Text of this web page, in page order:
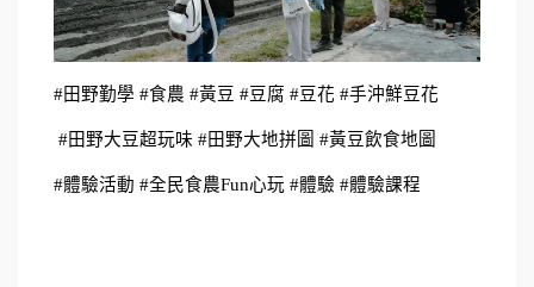
#田野勤學 #食農 #黃豆 #豆腐 #豆花 #手沖鮮豆花
#田野大豆超玩味 #田野大地拼圖 #黃豆飲食地圖
#體驗活動 #全民食農Fun心玩 #體驗 #體驗課程